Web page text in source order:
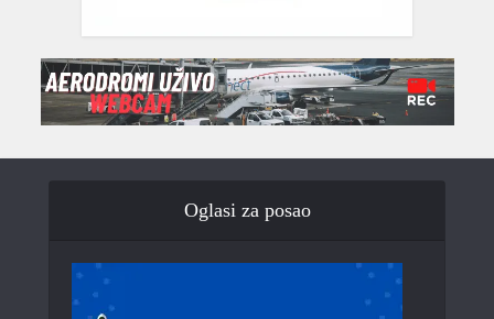
Oglasi za posao